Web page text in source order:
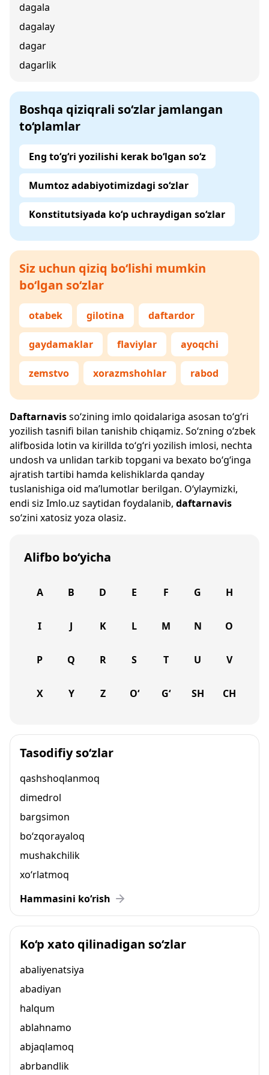
dagala
dagalay
dagar
dagarlik
Boshqa qiziqrali so‘zlar jamlangan
to‘plamlar
Eng to‘g‘ri yozilishi kerak bo‘lgan so‘z
Mumtoz adabiyotimizdagi so‘zlar
Konstitutsiyada ko‘p uchraydigan so‘zlar
Siz uchun qiziq bo‘lishi mumkin
bo‘lgan so‘zlar
otabek gilotina daftardor
gaydamaklar flaviylar ayoqchi
zemstvo xorazmshohlar rabod
Daftarnavisso‘zining imlo qoidalariga asosan to‘g‘ri
yozilish tasnifi bilan tanishib chiqamiz. So‘zning o‘zbek
alifbosida lotin va kirillda to‘g‘ri yozilish imlosi, nechta
undosh va unlidan tarkib topgani va bexato bo‘g‘inga
ajratish tartibi hamda kelishiklarda qanday
tuslanishiga oid ma’lumotlar berilgan. O‘ylaymizki,
endi siz Imlo.uz saytidan foydalanib, daftarnavis
so‘zini xatosiz yoza olasiz.
Alifbo bo‘yicha
A B D E F G H
I J K L M N O
P Q R S T U V
X Y Z O‘ G‘ SH CH
Tasodifiy so‘zlar
qashshoqlanmoq
dimedrol
bargsimon
bo‘zqorayaloq
mushakchilik
xo‘rlatmoq
Hammasini ko‘rish
Ko‘p xato qilinadigan so‘zlar
abaliyenatsiya
abadiyan
halqum
ablahnamo
abjaqlamoq
abrbandlik